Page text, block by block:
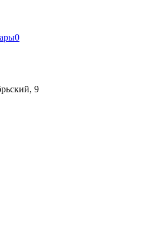
0
9